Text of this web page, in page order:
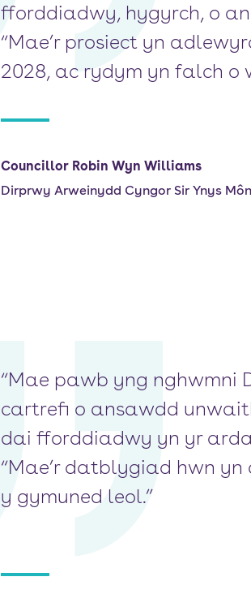
fforddiadwy, hygyrch, o
“Mae’r prosiect yn
2028, ac rydym yn falch o
Councillor Robin Wyn Williams
Dirprwy Arweinydd Cyngor Sir Ynys
“Mae pawb yng nghwmni
cartrefi o ansawdd
dai fforddiadwy yn yr
“Mae’r datblygiad hwn
y gymuned leol.”